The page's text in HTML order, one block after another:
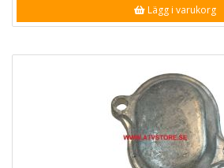
Lägg i varukorg